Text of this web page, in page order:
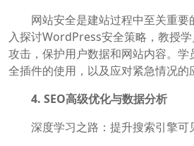
网站安全是建站过程中至关重要
入探讨WordPress安全策略，教授
攻击，保护用户数据和网站内容。学
全插件的使用，以及应对紧急情况的
4. SEO高级优化与数据分析
深度学习之路：提升搜索引擎可